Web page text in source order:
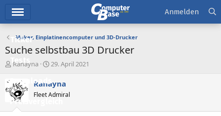
Ticker
Tests
Downloads
Preisvergleich
Anmelden
Maker, Einplatinencomputer und 3D-Drucker
Suche selbstbau 3D Drucker
E
s
t
e
Ranayna
E
s
t
e
29. April 2021
Ranayna
Fleet Admiral